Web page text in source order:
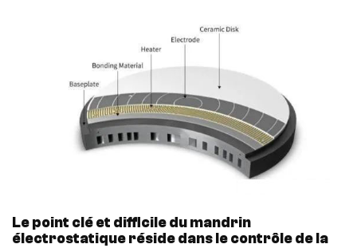
Le point clé et difficile du mandrin
électrostatique réside dans le contrôle de la